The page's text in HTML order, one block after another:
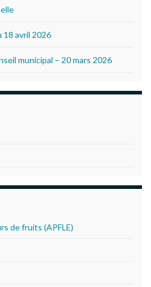
18 avril 2026
municipal – 20 mars 2026
de fruits (APFLE)